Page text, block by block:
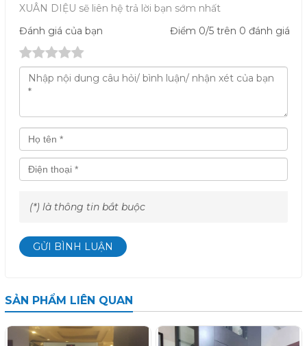
XUÂN DIỆU sẽ liên hệ trả lời bạn sớm nhất
Đánh giá của bạn Điểm 0/5 trên 0 đánh giá
(*) là thông tin bắt buộc
GỬI BÌNH LUẬN
SẢN PHẨM LIÊN QUAN